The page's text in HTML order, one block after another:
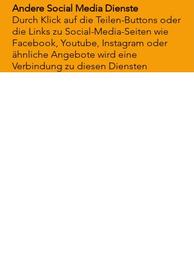
Andere Social Media Dienste
Durch Klick auf die Teilen-Buttons oder
die Links zu Social-Media-Seiten wie
Facebook, Youtube, Instagram oder
ähnliche Angebote wird eine
Verbindung zu diesen Diensten